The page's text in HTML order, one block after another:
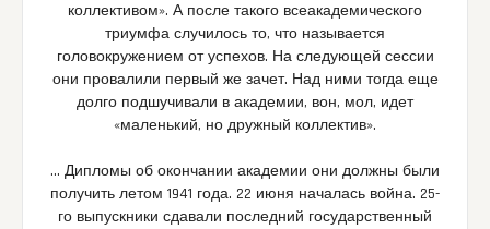
коллективом». А после такого всеакадемического
триумфа случилось то, что называется
головокружением от успехов. На следующей сессии
они провалили первый же зачет. Над ними тогда еще
долго подшучивали в академии, вон, мол, идет
«маленький, но дружный коллектив».
… Дипломы об окончании академии они должны были
получить летом 1941 года. 22 июня началась война. 25-
го выпускники сдавали последний государственный